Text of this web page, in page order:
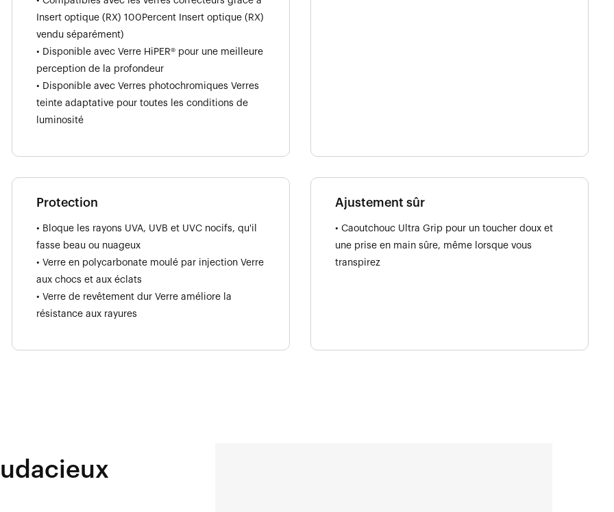
Insert optique (RX) 100Percent Insert optique (RX)
vendu séparément)
• Disponible avec Verre HiPER® pour une meilleure
perception de la profondeur
• Disponible avec Verres photochromiques Verres
teinte adaptative pour toutes les conditions de
luminosité
Protection
• Bloque les rayons UVA, UVB et UVC nocifs, qu'il
fasse beau ou nuageux
• Verre en polycarbonate moulé par injection Verre
aux chocs et aux éclats
• Verre de revêtement dur Verre améliore la
résistance aux rayures
Ajustement sûr
• Caoutchouc Ultra Grip pour un toucher doux et
une prise en main sûre, même lorsque vous
transpirez